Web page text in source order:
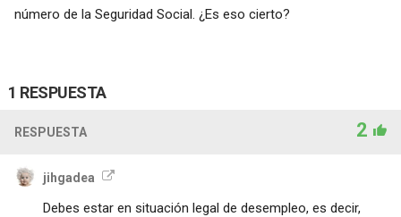
número de la Seguridad Social. ¿Es eso cierto?
1 RESPUESTA
RESPUESTA 2
jihgadea
Debes estar en situación legal de desempleo, es decir,